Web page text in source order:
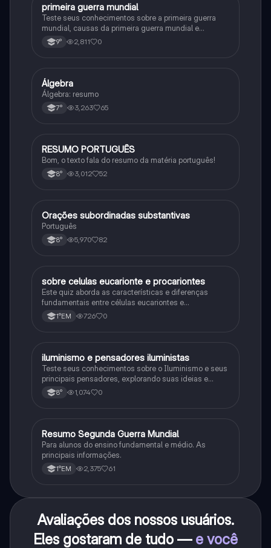
História
primeira guerra mundial
Teste seus conhecimentos sobre a primeira guerra
mundial, causas da primeira guerra mundial e
consequências da Primeira Guerra Mundial, fases da
primeira guerra mundial
9° 2,811 0
Matematica
Álgebra
Álgebra: resumo
7° 3,263 65
Português
RESUMO PORTUGUÊS
Bom, o texto fala do resumo da matéria português!
8° 3,012 52
Português
Orações subordinadas substantivas
Português
8° 5,970 82
Biologia
sobre celulas eucarionte e procariontes
Este quiz aborda as características e diferenças
fundamentais entre células eucariontes e
procariontes.
1°EM 726 0
História
iluminismo e pensadores iluministas
Teste seus conhecimentos sobre o Iluminismo e seus
principais pensadores, explorando suas ideias e
impacto histórico.
8° 1,074 0
História
Resumo Segunda Guerra Mundial
Para alunos do ensino fundamental e médio. As
principais informações.
1°EM 2,375 61
Avaliações dos nossos usuários.
Eles gostaram de tudo — e você